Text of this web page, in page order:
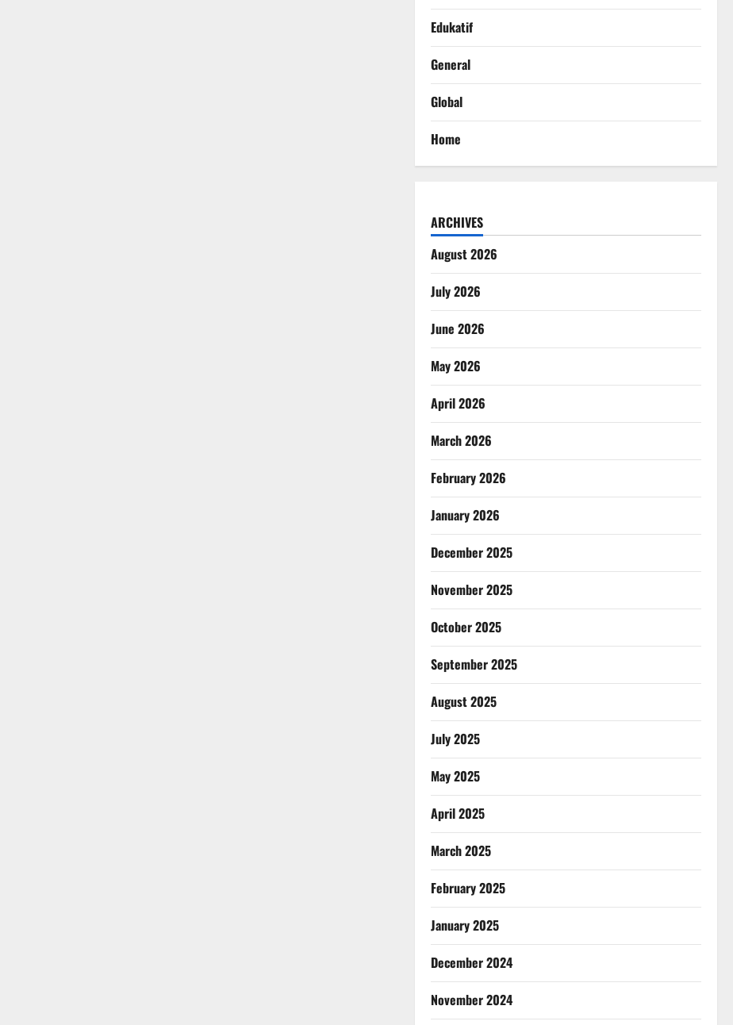
Edukatif
General
Global
Home
ARCHIVES
August 2026
July 2026
June 2026
May 2026
April 2026
March 2026
February 2026
January 2026
December 2025
November 2025
October 2025
September 2025
August 2025
July 2025
May 2025
April 2025
March 2025
February 2025
January 2025
December 2024
November 2024